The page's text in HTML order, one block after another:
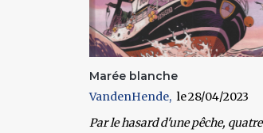
Marée blanche
VandenHende
28/04/2023
Par le hasard d'une pêche, quatre